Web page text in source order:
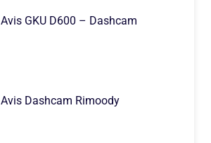
Avis GKU D600 – Dashcam
Avis Dashcam Rimoody